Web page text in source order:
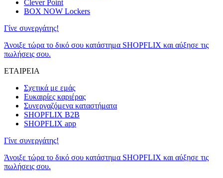
Clever Point
BOX NOW Lockers
Γίνε συνεργάτης!
Άνοιξε τώρα το δικό σου κατάστημα SHOPFLIX και αύξησε τις
πωλήσεις σου.
ΕΤΑΙΡΕΙΑ
Σχετικά με εμάς
Ευκαιρίες καριέρας
Συνεργαζόμενα καταστήματα
SHOPFLIX B2B
SHOPFLIX app
Γίνε συνεργάτης!
Άνοιξε τώρα το δικό σου κατάστημα SHOPFLIX και αύξησε τις
πωλήσεις σου.